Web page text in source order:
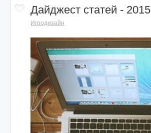
Дайджест статей - 2015
Игродизайн